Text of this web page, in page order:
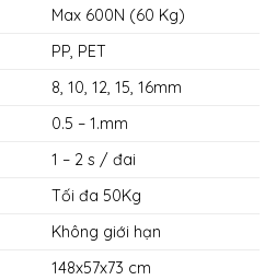
Max 600N (60 Kg)
PP, PET
8, 10, 12, 15, 16mm
0.5 – 1.mm
1 – 2 s / đai
Tối đa 50Kg
Không giới hạn
148x57x73 cm